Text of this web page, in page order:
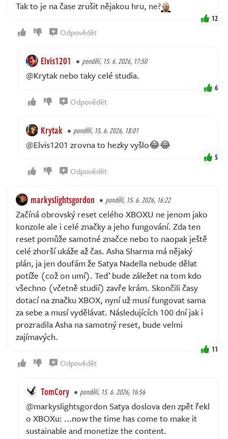
Tak to je na čase zrušit nějakou hru, ne?
12
Odpovědět
Elvis1201 pondělí, 15. 6. 2026, 17:50
@Krytak nebo taky celé studia.
6
Odpovědět
Krytak pondělí, 15. 6. 2026, 18:01
@Elvis1201 zrovna to hezky vyšlo😂😂
5
Odpovědět
markyslightsgordon pondělí, 15. 6. 2026, 16:22
Začíná obrovský reset celého XBOXU ne jenom jako
konzole ale i celé značky a jeho fungování. Zda ten
reset pomůže samotné značce nebo to naopak ještě
celé zhorší ukáže až čas. Asha Sharma má nějaký
plán, ja jen doufám že Satya Nadella nebude dělat
potíže (což on umí). Teď bude záležet na tom kdo
všechno (včetně studií) zavře krám. Skončili časy
dotací na značku XBOX, nyní už musí fungovat sama
za sebe a musí vydělávat. Následujících 100 dní jak i
prozradila Asha na samotný reset, bude velmi
zajímavých.
11
Odpovědět
TomCory pondělí, 15. 6. 2026, 16:56
@markyslightsgordon Satya doslova den zpět řekl
o XBOXu: ...now the time has come to make it
sustainable and monetize the content.